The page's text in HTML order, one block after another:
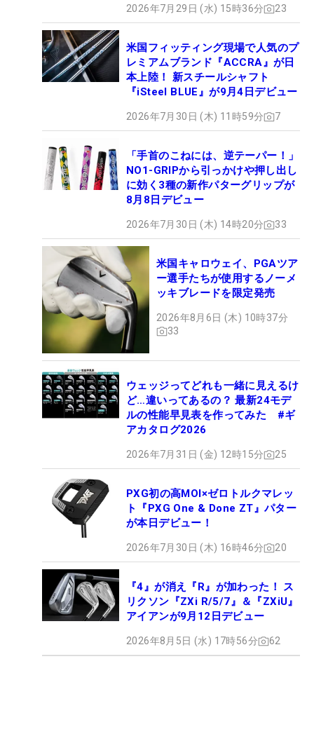
2026年7月29日 (水) 15時36分 23
米国フィッティング現場で人気のプ
レミアムブランド『ACCRA』が日
本上陸！ 新スチールシャフト
『iSteel BLUE』が9月4日デビュー
2026年7月30日 (木) 11時59分 7
「手首のこねには、逆テーパー！」
NO1-GRIPから引っかけや押し出し
に効く3種の新作パターグリップが
8月8日デビュー
2026年7月30日 (木) 14時20分 33
米国キャロウェイ、PGAツア
ー選手たちが使用するノーメ
ッキブレードを限定発売
2026年8月6日 (木) 10時37分
33
ウェッジってどれも一緒に見えるけ
ど…違いってあるの？ 最新24モデ
ルの性能早見表を作ってみた #ギ
アカタログ2026
2026年7月31日 (金) 12時15分 25
PXG初の高MOI×ゼロトルクマレッ
ト『PXG One & Done ZT』パター
が本日デビュー！
2026年7月30日 (木) 16時46分 20
『4』が消え『R』が加わった！ ス
リクソン『ZXi R/5/7』＆『ZXiU』
アイアンが9月12日デビュー
2026年8月5日 (水) 17時56分 62